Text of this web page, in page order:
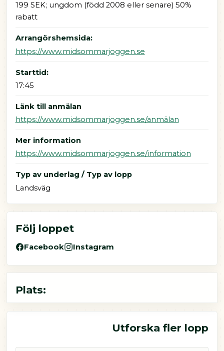
199 SEK; ungdom (född 2008 eller senare) 50%
rabatt
Arrangörshemsida:
https://www.midsommarjoggen.se
Starttid:
17:45
Länk till anmälan
https://www.midsommarjoggen.se/anmälan
Mer information
https://www.midsommarjoggen.se/information
Typ av underlag / Typ av lopp
Landsväg
Följ loppet
Facebook Instagram
Plats:
Utforska fler lopp